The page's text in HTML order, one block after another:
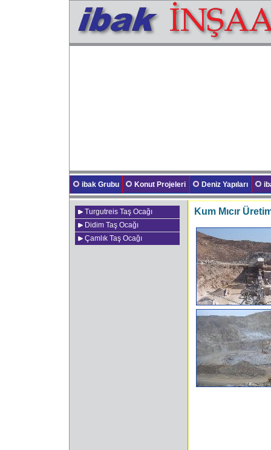
ibak Grubu Konut Projeleri Deniz Yapıları
Turgutreis Taş Ocağı
Didim Taş Ocağı
Çamlık Taş Ocağı
Kum Mıcır